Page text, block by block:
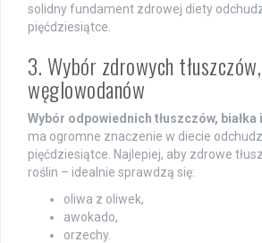
solidny fundament zdrowej diety
pięćdziesiątce.
3. Wybór zdrowych
węglowodanów
Wybór odpowiednich tłuszczów,
ma ogromne znaczenie w diecie
pięćdziesiątce. Najlepiej, aby zdrowe
roślin – idealnie sprawdzą się:
oliwa z oliwek,
awokado,
orzechy.